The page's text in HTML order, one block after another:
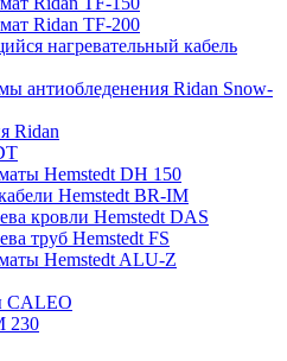
Ridan TF-200
нагревательный кабель
антиобледенения Ridan Snow-
Ridan
Hemstedt DH 150
Hemstedt BR-IM
кровли Hemstedt DAS
труб Hemstedt FS
Hemstedt ALU-Z
CALEO
230